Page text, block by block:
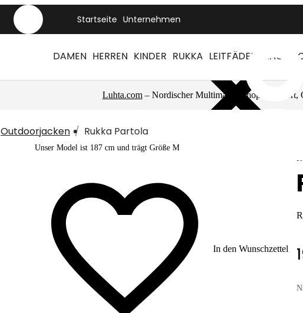
Startseite Unternehmen
DAMEN HERREN KINDER RUKKA LEITFÄDEN
Luhta.com – Nordischer Multimarkenshop für Sport,
Outdoorjacken Rukka Partola
In den Wunschzettel
Unser Model ist 187 cm und trägt Größe M